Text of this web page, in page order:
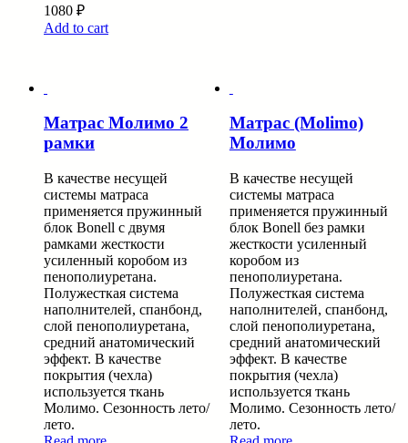
1080 ₽
Add to cart
Матрас Молимо 2
рамки
В качестве несущей
системы матраса
применяется пружинный
блок Bonell с двумя
рамками жесткости
усиленный коробом из
пенополиуретана.
Полужесткая система
наполнителей, спанбонд,
слой пенополиуретана,
средний анатомический
эффект. В качестве
покрытия (чехла)
используется ткань
Молимо. Сезонность лето/
лето.
Матрас (Molimo)
Молимо
В качестве несущей
системы матраса
применяется пружинный
блок Bonell без рамки
жесткости усиленный
коробом из
пенополиуретана.
Полужесткая система
наполнителей, спанбонд,
слой пенополиуретана,
средний анатомический
эффект. В качестве
покрытия (чехла)
используется ткань
Молимо. Сезонность лето/
лето.